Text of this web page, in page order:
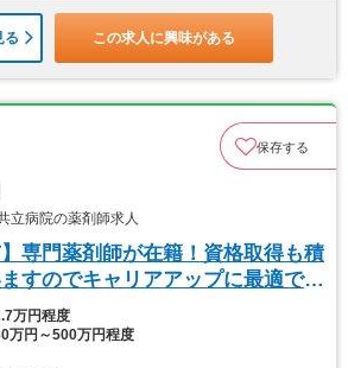
る この求人に興味がある
保存する
病院の薬剤師求人
】専門薬剤師が在籍！資格取得も積
すのでキャリアアップに最適で
万円程度
万円～500万円程度